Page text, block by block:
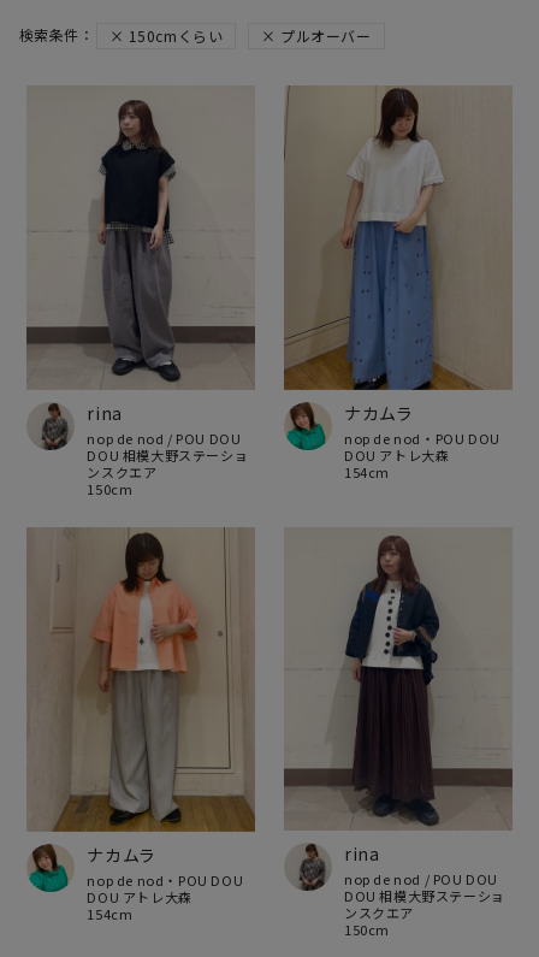
150cmくらい プルオーバー
rina
nop de nod / POU DOU
DOU 相模大野ステーショ
ンスクエア
150cm
ナカムラ
nop de nod・POU DOU
DOU アトレ大森
154cm
ナカムラ
nop de nod・POU DOU
DOU アトレ大森
154cm
rina
nop de nod / POU DOU
DOU 相模大野ステーショ
ンスクエア
150cm